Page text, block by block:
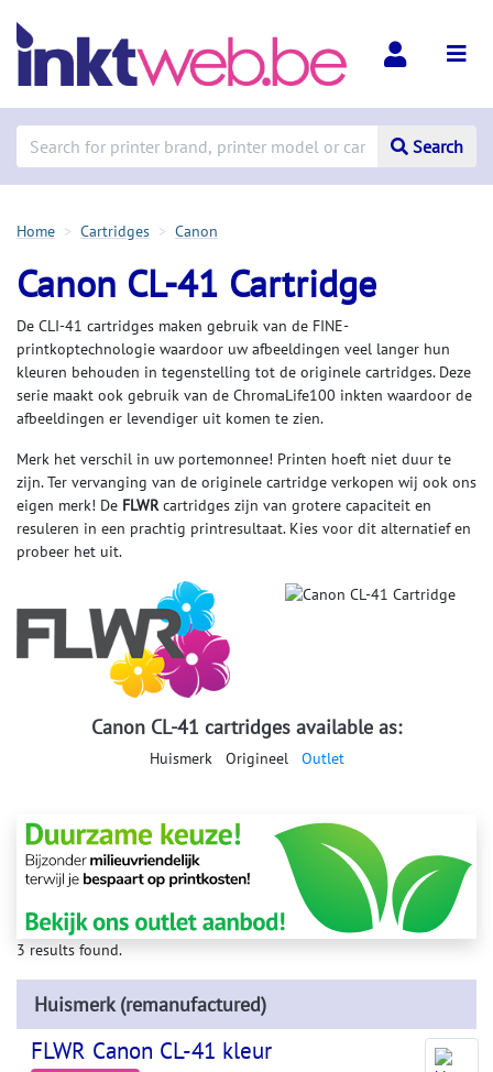
Search
Home Cartridges Canon
Canon CL-41 Cartridge
De CLI-41 cartridges maken gebruik van de FINE-
printkoptechnologie waardoor uw afbeeldingen veel langer hun
kleuren behouden in tegenstelling tot de originele cartridges. Deze
serie maakt ook gebruik van de ChromaLife100 inkten waardoor de
afbeeldingen er levendiger uit komen te zien.
Merk het verschil in uw portemonnee! Printen hoeft niet duur te
zijn. Ter vervanging van de originele cartridge verkopen wij ook ons
eigen merk! De FLWRcartridges zijn van grotere capaciteit en
resuleren in een prachtig printresultaat. Kies voor dit alternatief en
probeer het uit.
Canon CL-41 cartridges available as:
Huismerk Origineel Outlet
3 results found.
Huismerk (remanufactured)
FLWR Canon CL-41 kleur